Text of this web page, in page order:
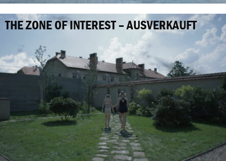
THE ZONE OF INTEREST – AUSVERKAUFT